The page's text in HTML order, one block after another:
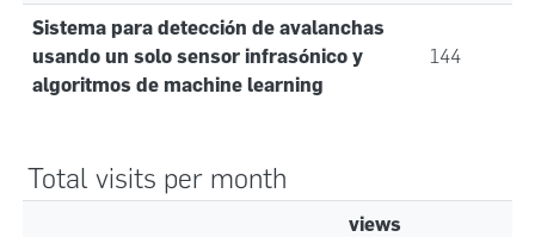
Sistema para detección de avalanchas
usando un solo sensor infrasónico y
algoritmos de machine learning
144
Total visits per month
views